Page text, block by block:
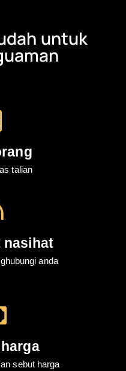
untuk
talian
nasihat
anda
sebut harga